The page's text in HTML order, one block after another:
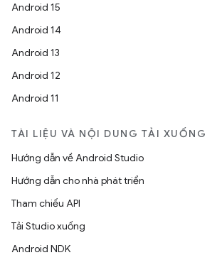
Android 15
Android 14
Android 13
Android 12
Android 11
TÀI LIỆU VÀ NỘI DUNG TẢI XUỐNG
Hướng dẫn về Android Studio
Hướng dẫn cho nhà phát triển
Tham chiếu API
Tải Studio xuống
Android NDK